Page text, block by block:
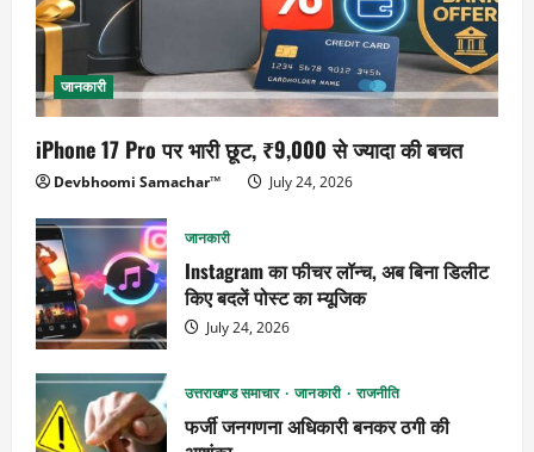
जानकारी
iPhone 17 Pro पर भारी छूट, ₹9,000 से ज्यादा की बचत
Devbhoomi Samachar™ July 24, 2026
जानकारी
Instagram का फीचर लॉन्च, अब बिना डिलीट
किए बदलें पोस्ट का म्यूजिक
July 24, 2026
उत्तराखण्ड समाचार जानकारी राजनीति
फर्जी जनगणना अधिकारी बनकर ठगी की